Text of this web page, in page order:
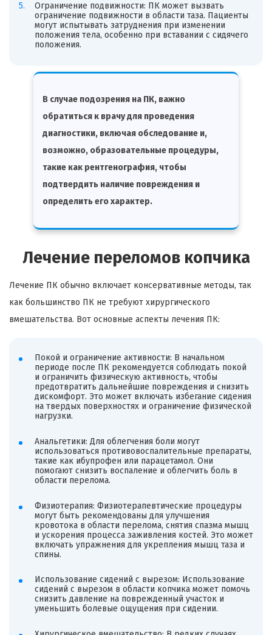
Ограничение подвижности: ПК может вызвать
ограничение подвижности в области таза. Пациенты
могут испытывать затруднения при изменении
положения тела, особенно при вставании с сидячего
положения.
В случае подозрения на ПК, важно
обратиться к врачу для проведения
диагностики, включая обследование и,
возможно, образовательные процедуры,
такие как рентгенография, чтобы
подтвердить наличие повреждения и
определить его характер.
Лечение переломов копчика
Лечение ПК обычно включает консервативные методы, так
как большинство ПК не требуют хирургического
вмешательства. Вот основные аспекты лечения ПК:
Покой и ограничение активности: В начальном
периоде после ПК рекомендуется соблюдать покой
и ограничить физическую активность, чтобы
предотвратить дальнейшие повреждения и снизить
дискомфорт. Это может включать избегание сидения
на твердых поверхностях и ограничение физической
нагрузки.
Анальгетики: Для облегчения боли могут
использоваться противовоспалительные препараты,
такие как ибупрофен или парацетамол. Они
помогают снизить воспаление и облегчить боль в
области перелома.
Физиотерапия: Физиотерапевтические процедуры
могут быть рекомендованы для улучшения
кровотока в области перелома, снятия спазма мышц
и ускорения процесса заживления костей. Это может
включать упражнения для укрепления мышц таза и
спины.
Использование сидений с вырезом: Использование
сидений с вырезом в области копчика может помочь
снизить давление на поврежденный участок и
уменьшить болевые ощущения при сидении.